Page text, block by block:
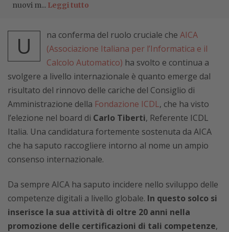
nuovi m... Leggi tutto
U na conferma del ruolo cruciale che AICA
(Associazione Italiana per l’Informatica e il
Calcolo Automatico) ha svolto e continua a
svolgere a livello internazionale è quanto emerge dal
risultato del rinnovo delle cariche del Consiglio di
Amministrazione della Fondazione ICDL, che ha visto
l’elezione nel board di Carlo Tiberti, Referente ICDL
Italia. Una candidatura fortemente sostenuta da AICA
che ha saputo raccogliere intorno al nome un ampio
consenso internazionale.
Da sempre AICA ha saputo incidere nello sviluppo delle
competenze digitali a livello globale. In questo solco si
inserisce la sua attività di oltre 20 anni nella
promozione delle certificazioni di tali competenze,